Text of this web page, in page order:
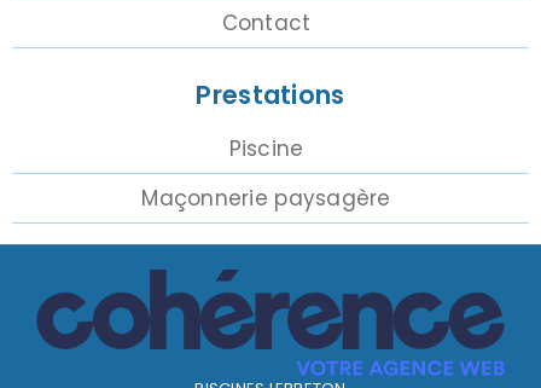
Contact
Prestations
Piscine
Maçonnerie paysagère